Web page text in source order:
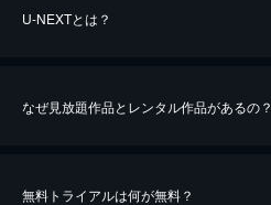
U-NEXTとは？
なぜ見放題作品とレンタル作品があるの？
無料トライアルは何が無料？